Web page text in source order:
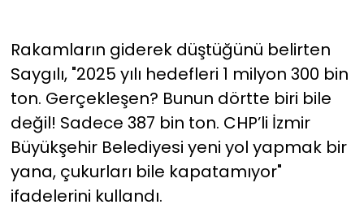
Rakamların giderek düştüğünü belirten
Saygılı, "2025 yılı hedefleri 1 milyon 300 bin
ton. Gerçekleşen? Bunun dörtte biri bile
değil! Sadece 387 bin ton. CHP’li İzmir
Büyükşehir Belediyesi yeni yol yapmak bir
yana, çukurları bile kapatamıyor"
ifadelerini kullandı.